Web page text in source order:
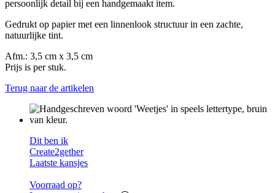
persoonlijk detail bij een handgemaakt item.
Gedrukt op papier met een linnenlook structuur in een zachte,
natuurlijke tint.
Afm.: 3,5 cm x 3,5 cm
Prijs is per stuk.
Terug naar de artikelen
Dit ben ik
Create2gether
Laatste kansjes
Voorraad op?